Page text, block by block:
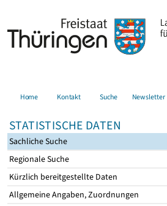
Home Kontakt Suche Newsletter
STATISTISCHE DATEN
Sachliche Suche
Regionale Suche
Kürzlich bereitgestellte Daten
Allgemeine Angaben, Zuordnungen